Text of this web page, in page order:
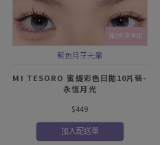
滿3件享折扣
藍色月牙光暈
MI TESORO 蜜緹彩色日拋10片裝-
永恆月光
$449
加入配送單